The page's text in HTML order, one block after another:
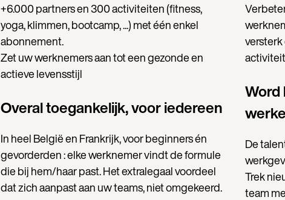
+6.000 partners en 300 activiteiten (fitness,
yoga, klimmen, bootcamp, ...) met één enkel
abonnement.
Zet uw werknemers aan tot een gezonde en
actieve levensstijl
Overal toegankelijk, voor iedereen
In heel België en Frankrijk, voor beginners én
gevorderden : elke werknemer vindt de formule
die bij hem/haar past. Het extralegaal voordeel
dat zich aanpast aan uw teams, niet omgekeerd.
De
Trek
team